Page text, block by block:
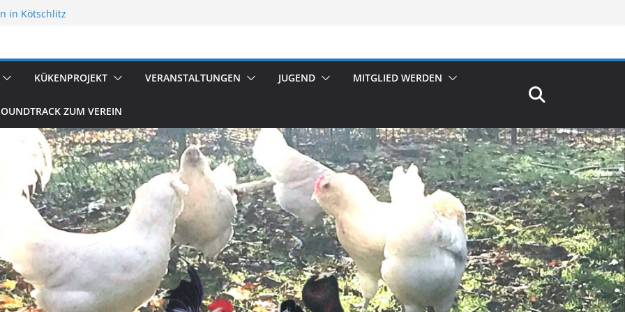
in Kötschlitz
KÜKENPROJEKT VERANSTALTUNGEN JUGEND MITGLIED WERDEN
ZUM VEREIN